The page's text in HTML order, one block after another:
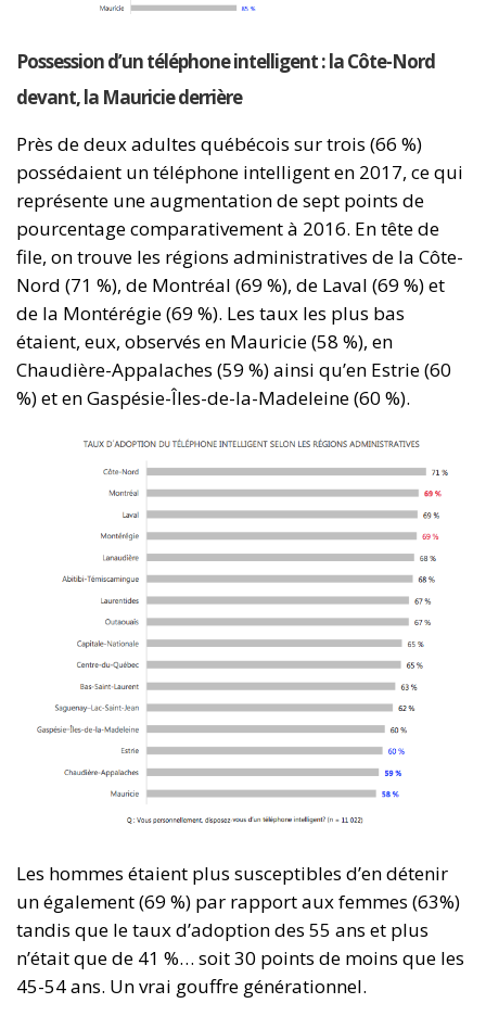
Possession d’un téléphone intelligent : la Côte-Nord
devant, la Mauricie derrière
Près de deux adultes québécois sur trois (66 %)
possédaient un téléphone intelligent en 2017, ce qui
représente une augmentation de sept points de
pourcentage comparativement à 2016. En tête de
file, on trouve les régions administratives de la Côte-
Nord (71 %), de Montréal (69 %), de Laval (69 %) et
de la Montérégie (69 %). Les taux les plus bas
étaient, eux, observés en Mauricie (58 %), en
Chaudière-Appalaches (59 %) ainsi qu’en Estrie (60
%) et en Gaspésie-Îles-de-la-Madeleine (60 %).
Les hommes étaient plus susceptibles d’en détenir
un également (69 %) par rapport aux femmes (63%)
tandis que le taux d’adoption des 55 ans et plus
n’était que de 41 %… soit 30 points de moins que les
45-54 ans. Un vrai gouffre générationnel.